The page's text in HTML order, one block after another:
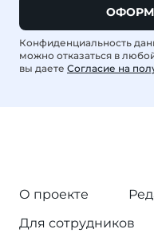
Конфиденциальность
можно отказаться в
вы даете Согласие на
О проекте
Для сотрудников